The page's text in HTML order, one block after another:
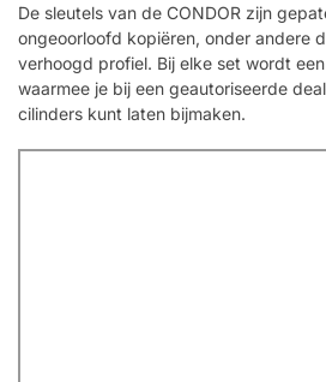
De sleutels van de CONDOR zijn
ongeoorloofd kopiëren, onder andere
verhoogd profiel. Bij elke set wordt
waarmee je bij een geautoriseerde
cilinders kunt laten bijmaken.